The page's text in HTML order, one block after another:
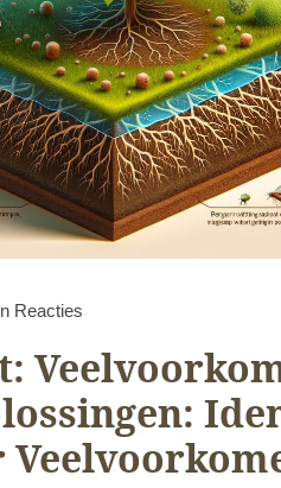
Reacties